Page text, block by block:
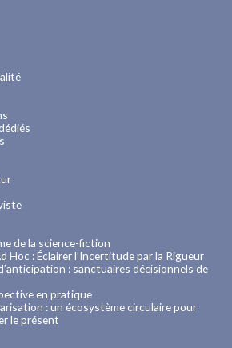
de la science-fiction
Hoc : Éclairer l’Incertitude par la Rigueur
: sanctuaires décisionnels de
en pratique
: un écosystème circulaire pour
le présent